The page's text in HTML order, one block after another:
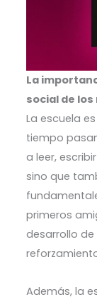
La
social de los
La escuela
tiempo
a leer,
sino que
primeros
desarrollo
Además, la